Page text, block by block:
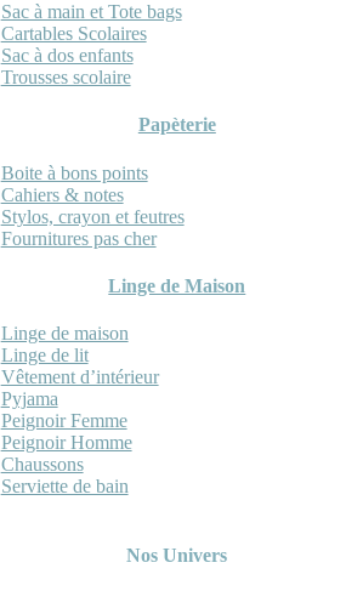
Sac à main et Tote bags
Cartables Scolaires
Sac à dos enfants
Trousses scolaire
Papèterie
Boite à bons points
Cahiers & notes
Stylos, crayon et feutres
Fournitures pas cher
Linge de Maison
Linge de maison
Linge de lit
Vêtement d’intérieur
Pyjama
Peignoir Femme
Peignoir Homme
Chaussons
Serviette de bain
Nos Univers